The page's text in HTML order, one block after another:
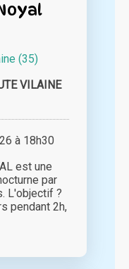
(35)
VILAINE
à 18h30
est une
par
L'objectif ?
pendant 2h,